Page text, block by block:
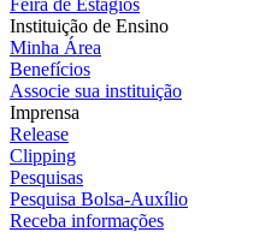
Instituição de Ensino
Minha Área
Benefícios
Associe sua instituição
Imprensa
Release
Clipping
Pesquisas
Pesquisa Bolsa-Auxílio
Receba informações